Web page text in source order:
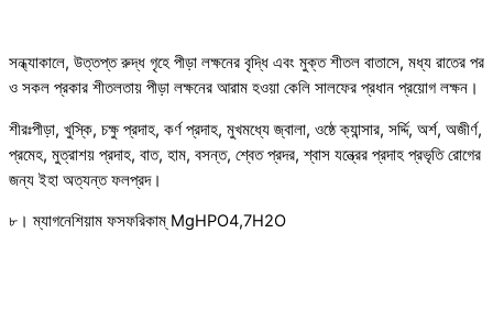
সন্ধ্যাকালে, উত্তপ্ত রুদ্ধ গৃহে পীড়া লক্ষনের বৃদ্ধি এবং মুক্ত শীতল বাতাসে, মধ্য রাতের পর
ও সকল প্রকার শীতলতায় পীড়া লক্ষনের আরাম হওয়া কেলি সালফের প্রধান প্রয়োগ লক্ষন।
শীরঃপীড়া, খুস্কি, চক্ষু প্রদাহ, কর্ণ প্রদাহ, মুখমধ্যে জ্বালা, ওষ্ঠে ক্যান্সার, সর্দ্দি, অর্শ, অজীর্ণ,
প্রমেহ, মুত্রাশয় প্রদাহ, বাত, হাম, বসন্ত, শ্বেত প্রদর, শ্বাস যন্ত্রের প্রদাহ প্রভৃতি রোগের
জন্য ইহা অত্যন্ত ফলপ্রদ।
৮। ম্যাগনেশিয়াম ফসফরিকাম্ MgHPO4,7H2O